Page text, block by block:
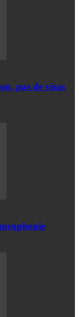
pas de visas